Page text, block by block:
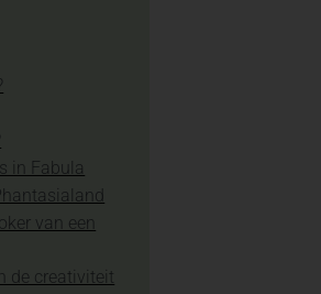
in Fabula
van een
de creativiteit